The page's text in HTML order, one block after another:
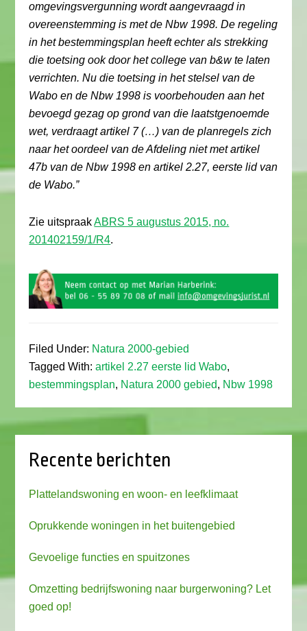
omgevingsvergunning wordt aangevraagd in
overeenstemming is met de Nbw 1998. De regeling
in het bestemmingsplan heeft echter als strekking
die toetsing ook door het college van b&w te laten
verrichten. Nu die toetsing in het stelsel van de
Wabo en de Nbw 1998 is voorbehouden aan het
bevoegd gezag op grond van die laatstgenoemde
wet, verdraagt artikel 7 (…) van de planregels zich
naar het oordeel van de Afdeling niet met artikel
47b van de Nbw 1998 en artikel 2.27, eerste lid van
de Wabo.”
Zie uitspraakABRS 5 augustus 2015, no.
201402159/1/R4.
Filed Under: Natura 2000-gebied
Tagged With:artikel 2.27 eerste lid Wabo,
bestemmingsplan, Natura 2000 gebied, Nbw 1998
Recente berichten
Plattelandswoning en woon- en leefklimaat
Oprukkende woningen in het buitengebied
Gevoelige functies en spuitzones
Omzetting bedrijfswoning naar burgerwoning? Let
goed op!